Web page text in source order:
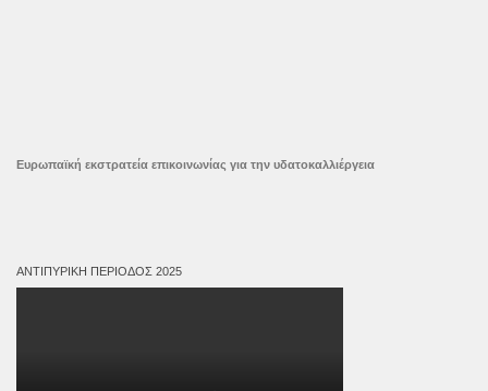
Ευρωπαϊκή εκστρατεία επικοινωνίας για την υδατοκαλλιέργεια
ΑΝΤΙΠΥΡΙΚΉ ΠΕΡΊΟΔΟΣ 2025